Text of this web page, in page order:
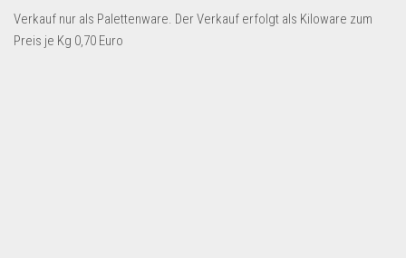
Sonderposten-Angebote
Saison & Eventprodkte
Verkauf nur als Palettenware. Der Verkauf erfolgt als Kiloware zum
Preis je Kg 0,70 Euro